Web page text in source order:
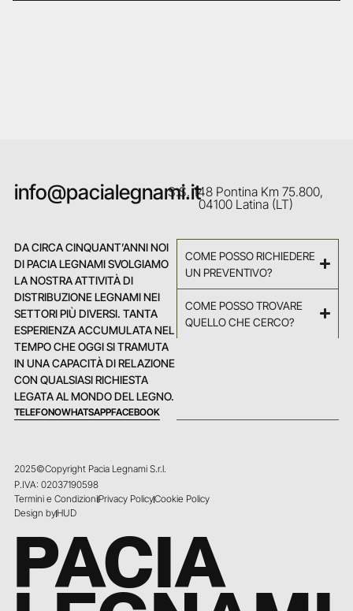
info@pacialegnami.itS.S. 148 Pontina Km 75.800,
04100 Latina (LT)
DA CIRCA CINQUANT’ANNI NOI
DI PACIA LEGNAMI SVOLGIAMO
LA NOSTRA ATTIVITÀ DI
DISTRIBUZIONE LEGNAMI NEI
SETTORI PIÙ DIVERSI. TANTA
ESPERIENZA ACCUMULATA NEL
TEMPO CHE OGGI SI TRAMUTA
IN UNA CAPACITÀ DI RELAZIONE
CON QUALSIASI RICHIESTA
LEGATA AL MONDO DEL LEGNO.
TELEFONOWHATSAPPFACEBOOK
COME POSSO RICHIEDERE
UN PREVENTIVO?
COME POSSO TROVARE
QUELLO CHE CERCO?
2025©Copyright Pacia Legnami S.r.l.
P.IVA: 02037190598
Termini e CondizioniPrivacy PolicyCookie Policy
Design byHUD
PACIA